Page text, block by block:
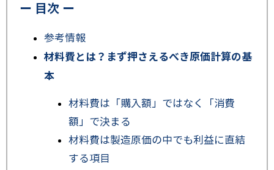
ー 目次 ー
参考情報
材料費とは？まず押さえるべき原価計算の基
本
材料費は「購入額」ではなく「消費
額」で決まる
材料費は製造原価の中でも利益に直結
する項目